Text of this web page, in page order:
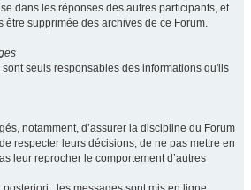
dans les réponses des autres participants, et
être supprimée des archives de ce Forum.
seuls responsables des informations qu'ils
notamment, d’assurer la discipline du Forum
respecter leurs décisions, de ne pas mettre en
leur reprocher le comportement d’autres